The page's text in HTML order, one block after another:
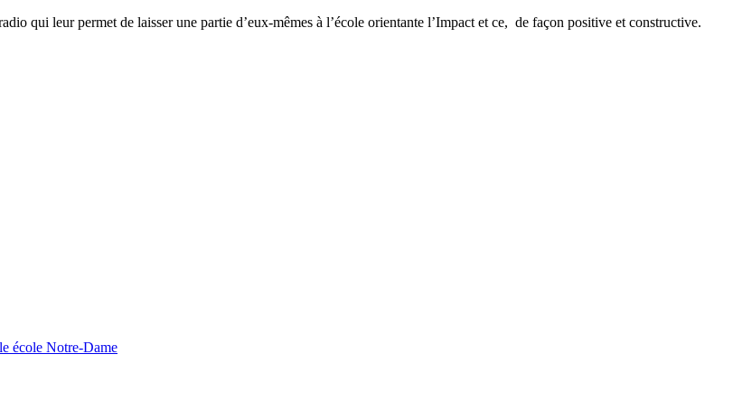
qui leur permet de laisser une partie d’eux-mêmes à l’école orientante l’Impact et ce, de façon positive et constructive.
école Notre-Dame